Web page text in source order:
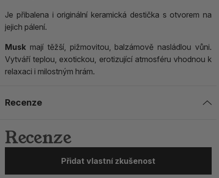
Je přibalena i originální keramická destička s otvorem na
jejich pálení.
Musk mají těžší, pižmovitou, balzámově nasládlou vůni.
Vytváří teplou, exotickou, erotizující atmosféru vhodnou k
relaxaci i milostným hrám.
Recenze
Recenze
Přidat vlastní zkušenost